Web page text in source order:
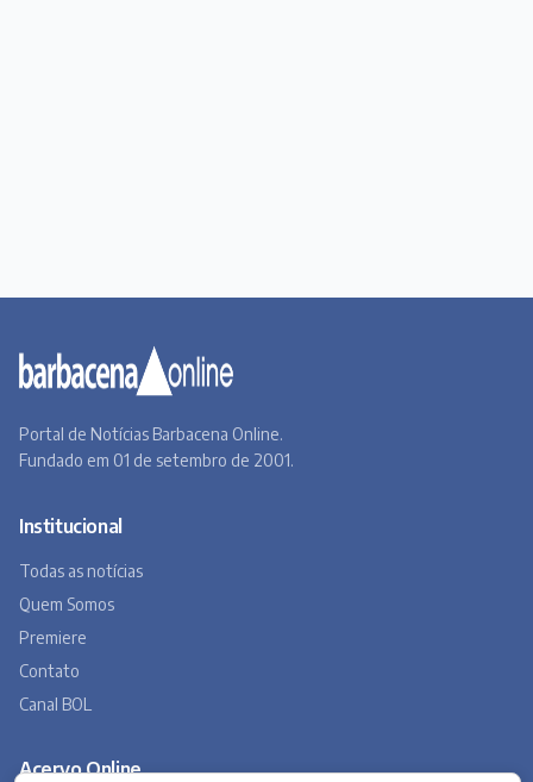
Portal de Notícias Barbacena Online.
Fundado em 01 de setembro de 2001.
Institucional
Todas as notícias
Quem Somos
Premiere
Contato
Canal BOL
Acervo Online